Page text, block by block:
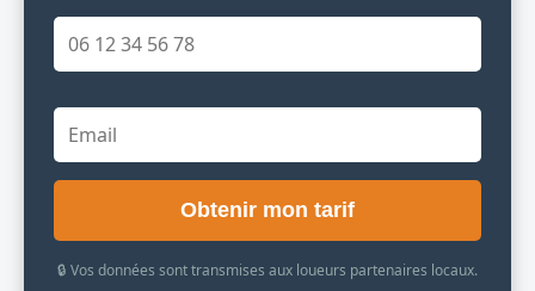
Obtenir mon tarif
🔒 Vos données sont transmises aux loueurs partenaires locaux.